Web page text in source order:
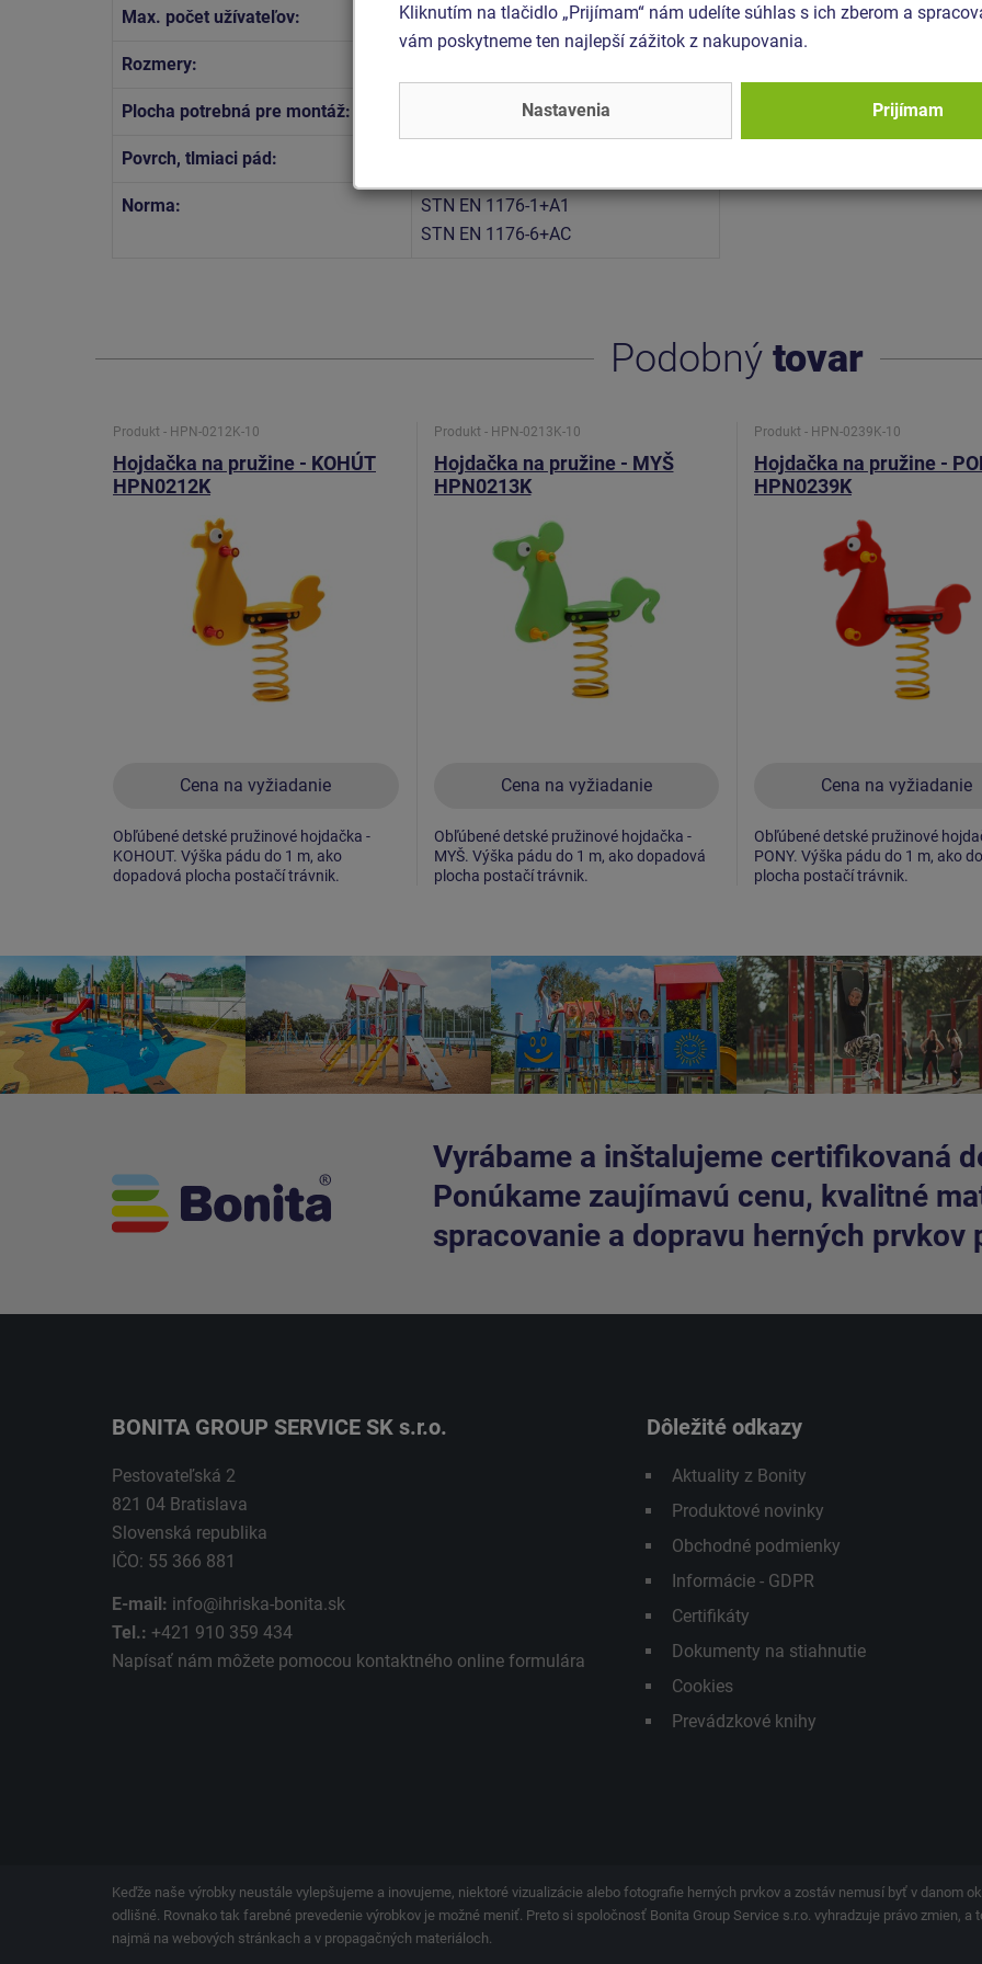
Max. počet užívateľov: 1
Rozmery:
Plocha potrebná pre montáž:
Povrch, tlmiaci pád:
Norma:
STN EN 1176-1+A1
STN EN 1176-6+AC
Podobný tovar
Produkt - HPN-0212K-10
Hojdačka na pružine - KOHÚT
HPN0212K
Cena na vyžiadanie
Obľúbené detské pružinové hojdačka -
KOHOUT. Výška pádu do 1 m, ako
dopadová plocha postačí trávnik.
Produkt - HPN-0213K-10
Hojdačka na pružine - MYŠ
HPN0213K
Cena na vyžiadanie
Obľúbené detské pružinové hojdačka -
MYŠ. Výška pádu do 1 m, ako dopadová
plocha postačí trávnik.
Produkt - HPN-0239K-10
Hojdačka na pružine -
HPN0239K
Cena na vyžiadanie
Obľúbené detské pružinové
PONY. Výška pádu do 1 m, ako
plocha postačí trávnik.
Vyrábame a inštalujeme certifikovaná
Ponúkame zaujímavú cenu, kvalitné
spracovanie a dopravu herných prvkov
BONITA GROUP SERVICE SK s.r.o.
Pestovateľská 2
821 04 Bratislava
Slovenská republika
IČO: 55 366 881
E-mail: info@ihriska-bonita.sk
Tel.: +421 910 359 434
Napísať nám môžete pomocou kontaktného online formulára
Dôležité odkazy
Aktuality z Bonity
Produktové novinky
Obchodné podmienky
Informácie - GDPR
Certifikáty
Dokumenty na stiahnutie
Cookies
Prevádzkové knihy
Keďže naše výrobky neustále vylepšujeme a inovujeme, niektoré vizualizácie alebo fotografie herných prvkov a zostáv nemusí byť v danom
odlišné. Rovnako tak farebné prevedenie výrobkov je možné meniť. Preto si spoločnosť Bonita Group Service s.r.o. vyhradzuje právo zmien,
najmä na webových stránkach a v propagačných materiáloch.
Kliknutím na tlačidlo „Prijímam“ nám udelíte súhlas s ich zberom a
vám poskytneme ten najlepší zážitok z nakupovania.
Nastavenia Prijímam